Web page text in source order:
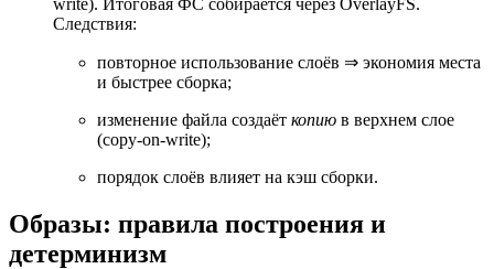
write). Итоговая ФС собирается через OverlayFS.
Следствия:
повторное использование слоёв ⇒ экономия места
и быстрее сборка;
изменение файла создаёт копию в верхнем слое
(copy-on-write);
порядок слоёв влияет на кэш сборки.
Образы: правила построения и
детерминизм